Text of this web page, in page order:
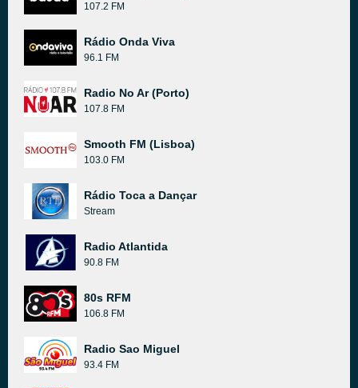
107.2 FM
Rádio Onda Viva
96.1 FM
Radio No Ar (Porto)
107.8 FM
Smooth FM (Lisboa)
103.0 FM
Rádio Toca a Dançar
Stream
Radio Atlantida
90.8 FM
80s RFM
106.8 FM
Radio Sao Miguel
93.4 FM